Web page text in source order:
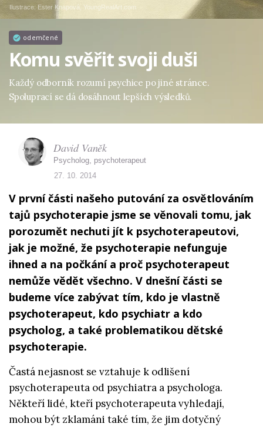
Ilustrace: Ester Knapová, YoungRealArt.com
odemčené
Komu svěřit svoji duši
Každý odborník rozumí psychice po jiné stránce.
Spoluprací se dá dosáhnout lepších výsledků.
V první části našeho putování za osvětlováním
tajů psychoterapie jsme se věnovali tomu, jak
porozumět nechuti jít k psychoterapeutovi,
jak je možné, že psychoterapie nefunguje
ihned a na počkání a proč psychoterapeut
nemůže vědět všechno. V dnešní části se
budeme více zabývat tím, kdo je vlastně
psychoterapeut, kdo psychiatr a kdo
psycholog, a také problematikou dětské
psychoterapie.
Častá nejasnost se vztahuje k odlišení
psychoterapeuta od psychiatra a psychologa.
Někteří lidé, kteří psychoterapeuta vyhledají,
mohou být zklamáni také tím, že jim dotyčný
David Vaněk
Psycholog, psychoterapeut
27. 10. 2014